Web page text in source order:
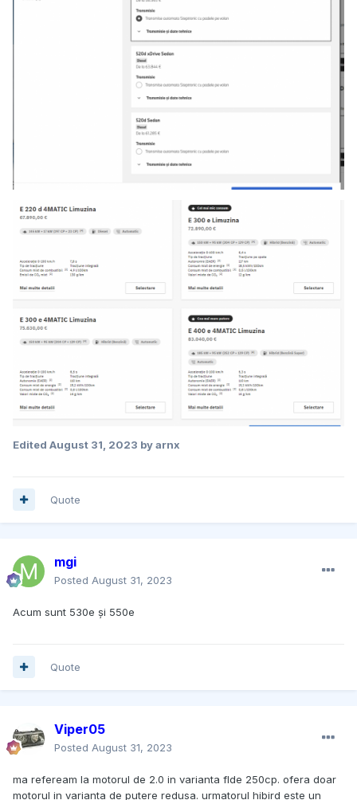
Edited August 31, 2023 by arnx
Quote
mgi
Posted August 31, 2023
Acum sunt 530e și 550e
Quote
Viper05
Posted August 31, 2023
ma refeream la motorul de 2.0 in varianta flde 250cp. ofera doar
motorul in varianta de putere redusa. urmatorul hibird este un